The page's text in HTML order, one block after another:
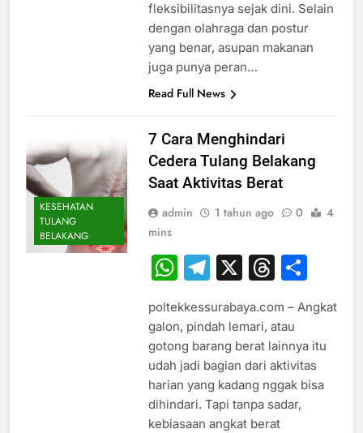
fleksibilitasnya sejak dini. Selain
dengan olahraga dan postur
yang benar, asupan makanan
juga punya peran…
Read Full News
KESEHATAN
TULANG
BELAKANG
7 Cara Menghindari
Cedera Tulang Belakang
Saat Aktivitas Berat
admin 1 tahun ago 0
4
mins
WhatsApp
Telegram
X
poltekkessurabaya.com – Angkat
galon, pindah lemari, atau
gotong barang berat lainnya itu
udah jadi bagian dari aktivitas
harian yang kadang nggak bisa
dihindari. Tapi tanpa sadar,
kebiasaan angkat berat